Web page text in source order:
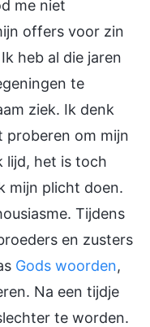
me niet
offers voor zin
heb al die jaren
te
ziek. Ik denk
proberen om mijn
lijd, het is toch
mijn plicht doen.
Tijdens
en zusters
Gods woorden,
Na een tijdje
te worden.